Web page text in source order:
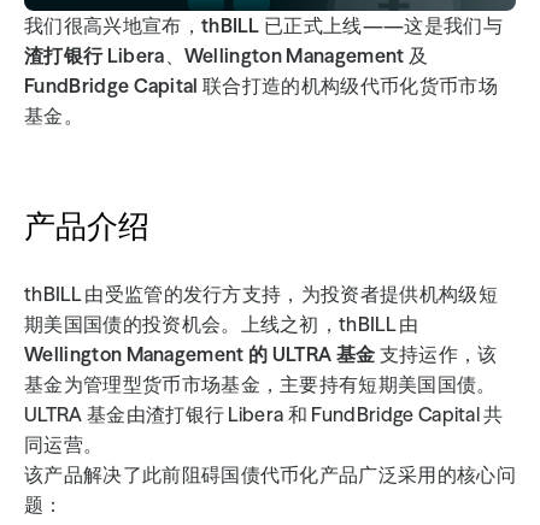
我们很高兴地宣布， thBILL
已正式上线——这是我们与
渣打银行 Libera、 Wellington Management
FundBridge Capital 联合打造的机构级代币化货币市场
基金。
产品介绍
thBILL 由受监管的发行方支持，为投资者提供机构级短
Wellington Management 的 ULTRA 基金 支持运作，该
基金为管理型货币市场基金，主要持有短期美国国债。
ULTRA 基金由渣打银行 Libera 和 FundBridge Capital 共
同运营。
该产品解决了此前阻碍国债代币化产品广泛采用的核心问
题：